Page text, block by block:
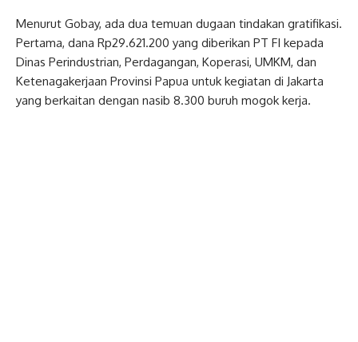
Menurut Gobay, ada dua temuan dugaan tindakan gratifikasi.
Pertama, dana Rp29.621.200 yang diberikan PT FI kepada
Dinas Perindustrian, Perdagangan, Koperasi, UMKM, dan
Ketenagakerjaan Provinsi Papua untuk kegiatan di Jakarta
yang berkaitan dengan nasib 8.300 buruh mogok kerja.